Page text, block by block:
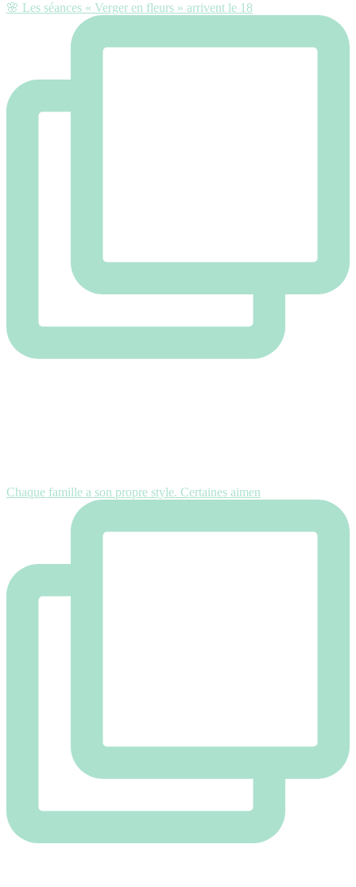
🌸 Les séances « Verger en fleurs » arrivent le 18
Chaque famille a son propre style. Certaines aimen